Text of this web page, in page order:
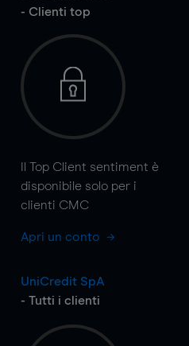
- Clienti top
Il Top Client sentiment è
disponibile solo per i
clienti CMC
Apri un conto
UniCredit SpA
- Tutti i clienti